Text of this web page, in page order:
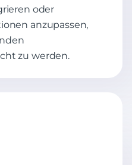
oder
anzupassen,
zu werden.